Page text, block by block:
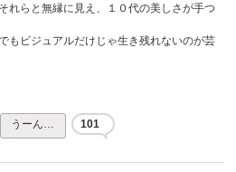
れらと無縁に見え、１０代の美しさが手つ
もビジュアルだけじゃ生き残れないのが芸
うーん… 101